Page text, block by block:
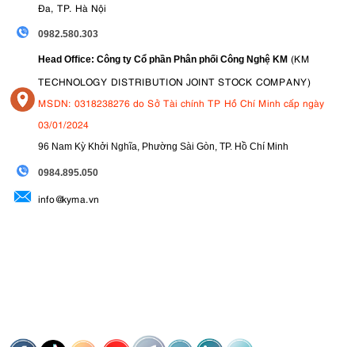
Đa, TP. Hà Nội
0982.580.303
Head Office: Công ty Cổ phần Phân phối Công Nghệ KM (KM
TECHNOLOGY DISTRIBUTION JOINT STOCK COMPANY)
MSDN: 0318238276 do Sở Tài chính TP Hồ Chí Minh cấp ngày
03/01/2024
96 Nam Kỳ Khởi Nghĩa, Phường Sài Gòn, TP. Hồ Chí Minh
0984.895.050
info@kyma.vn